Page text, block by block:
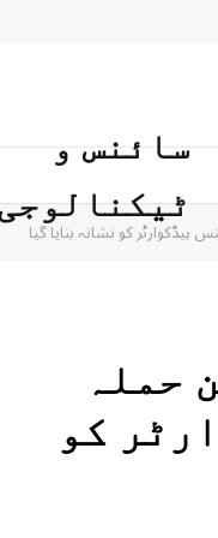
سائنس و
کو نشانہ بنایا گیا
حملہ
کو